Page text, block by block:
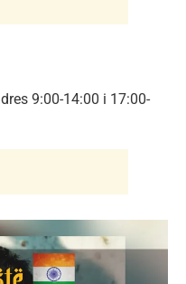
9:00-14:00 i 17:00-